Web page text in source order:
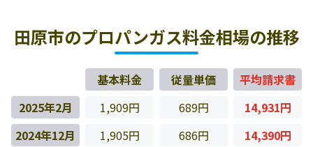
田原市のプロパンガス料金相場の推移
基本料金 従量単価
平均請求書
2025年2月
1,909円 689円
14,931円
2024年12月
1,905円 686円
14,390円